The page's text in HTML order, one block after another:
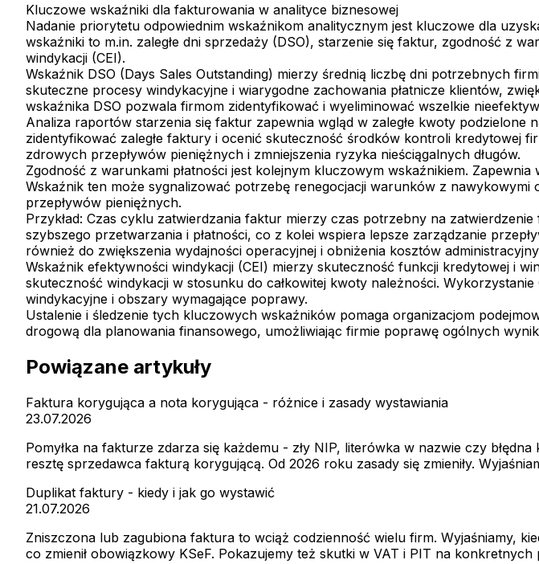
Kluczowe wskaźniki dla fakturowania w analityce biznesowej
Nadanie priorytetu odpowiednim wskaźnikom analitycznym jest kluczowe dla
wskaźniki to m.in. zaległe dni sprzedaży (DSO), starzenie się faktur, zgodność z
windykacji (CEI).
Wskaźnik DSO (Days Sales Outstanding) mierzy średnią liczbę dni potrzebnych
skuteczne procesy windykacyjne i wiarygodne zachowania płatnicze klientów,
wskaźnika DSO pozwala firmom zidentyfikować i wyeliminować wszelkie
Analiza raportów starzenia się faktur zapewnia wgląd w zaległe kwoty
zidentyfikować zaległe faktury i ocenić skuteczność środków kontroli kredytowej
zdrowych przepływów pieniężnych i zmniejszenia ryzyka nieściągalnych długów.
Zgodność z warunkami płatności jest kolejnym kluczowym wskaźnikiem.
Wskaźnik ten może sygnalizować potrzebę renegocjacji warunków z
przepływów pieniężnych.
Przykład: Czas cyklu zatwierdzania faktur mierzy czas potrzebny na
szybszego przetwarzania i płatności, co z kolei wspiera lepsze zarządzanie
również do zwiększenia wydajności operacyjnej i obniżenia kosztów
Wskaźnik efektywności windykacji (CEI) mierzy skuteczność funkcji kredytowej i
skuteczność windykacji w stosunku do całkowitej kwoty należności.
windykacyjne i obszary wymagające poprawy.
Ustalenie i śledzenie tych kluczowych wskaźników pomaga organizacjom
drogową dla planowania finansowego, umożliwiając firmie poprawę ogólnych
Powiązane artykuły
Faktura korygująca a nota korygująca - różnice i zasady wystawiania
23.07.2026
Pomyłka na fakturze zdarza się każdemu - zły NIP, literówka w nazwie czy
resztę sprzedawca fakturą korygującą. Od 2026 roku zasady się zmieniły.
Duplikat faktury - kiedy i jak go wystawić
21.07.2026
Zniszczona lub zagubiona faktura to wciąż codzienność wielu firm. Wyjaśniamy,
co zmienił obowiązkowy KSeF. Pokazujemy też skutki w VAT i PIT na konkretnych